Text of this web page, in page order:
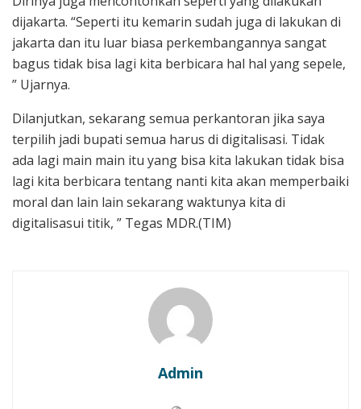
dijakarta. “Seperti itu kemarin sudah juga di lakukan di
jakarta dan itu luar biasa perkembangannya sangat
bagus tidak bisa lagi kita berbicara hal hal yang sepele,
” Ujarnya.
Dilanjutkan, sekarang semua perkantoran jika saya
terpilih jadi bupati semua harus di digitalisasi. Tidak
ada lagi main main itu yang bisa kita lakukan tidak bisa
lagi kita berbicara tentang nanti kita akan memperbaiki
moral dan lain lain sekarang waktunya kita di
digitalisasui titik, ” Tegas MDR.(TIM)
Admin